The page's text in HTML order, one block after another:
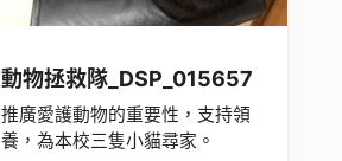
動物拯救隊_DSP_015657
推廣愛護動物的重要性，支持領
養，為本校三隻小貓尋家。